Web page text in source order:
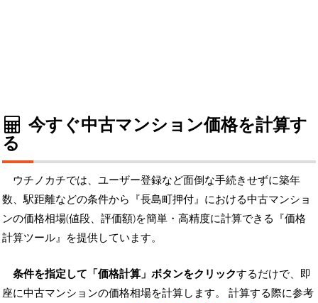
今すぐ中古マンション価格を計算す
る
ウチノカチでは、ユーザー登録など面倒な手続きせずに築年
数、駅距離などの条件から『長島町押付』における中古マンショ
ンの価格相場(値段、評価額)を簡単・高精度に計算できる『価格
計算ツール』を提供しています。
条件を指定して「価格計算」ボタンをクリックするだけで、即
座に中古マンションの価格相場を計算します。 計算する際に参考